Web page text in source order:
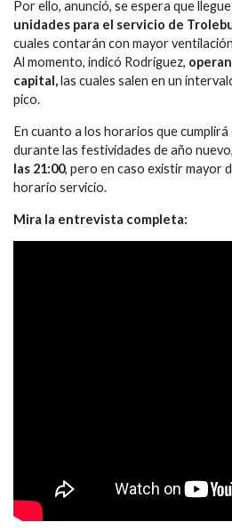
Por ello, anunció, se espera que
unidades para el servicio de
cuales contarán con mayor
Al momento, indicó Rodríguez,
capital, las cuales salen en un
pico.
En cuanto a los horarios que
durante las festividades de año nuevo,
las 21:00, pero en caso existir mayor
horario servicio.
Mira la entrevista completa: